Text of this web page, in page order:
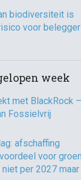
biodiversiteit is
voor
week
met BlackRock
Fossielvrij
afschaffing
voor groen
per 2027